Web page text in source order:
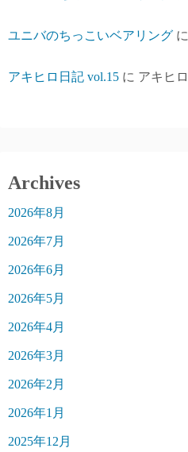
ユニバのちっこいベアリング に
アキヒロ日記 vol.15 に アキヒロ
Archives
2026年8月
2026年7月
2026年6月
2026年5月
2026年4月
2026年3月
2026年2月
2026年1月
2025年12月